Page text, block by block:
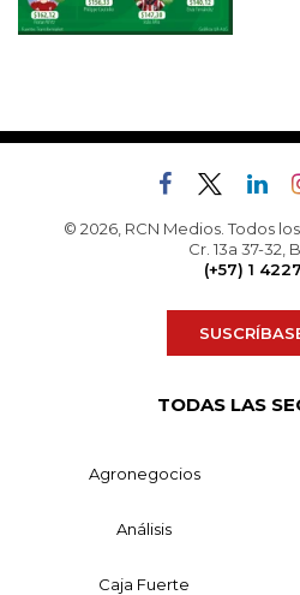
© 2026, RCN Medios. Todos
Cr. 13a 37-32,
(+57) 1
TODAS LAS
Agronegocios
Análisis
Caja Fuerte